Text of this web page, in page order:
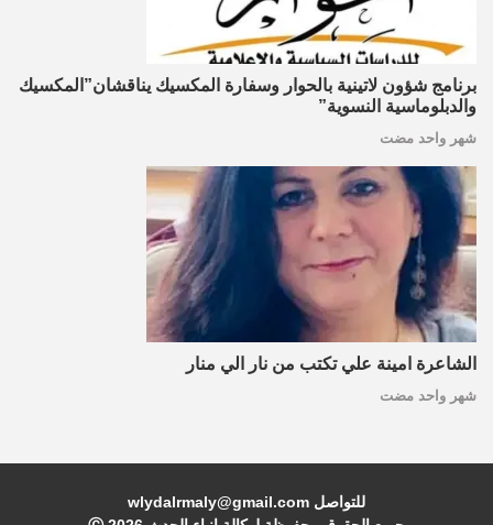
برنامج شؤون لاتينية بالحوار وسفارة المكسيك يناقشان”المكسيك
والدبلوماسية النسوية”
شهر واحد مضت
الشاعرة امينة علي تكتب من نار الي منار
شهر واحد مضت
للتواصل wlydalrmaly@gmail.com